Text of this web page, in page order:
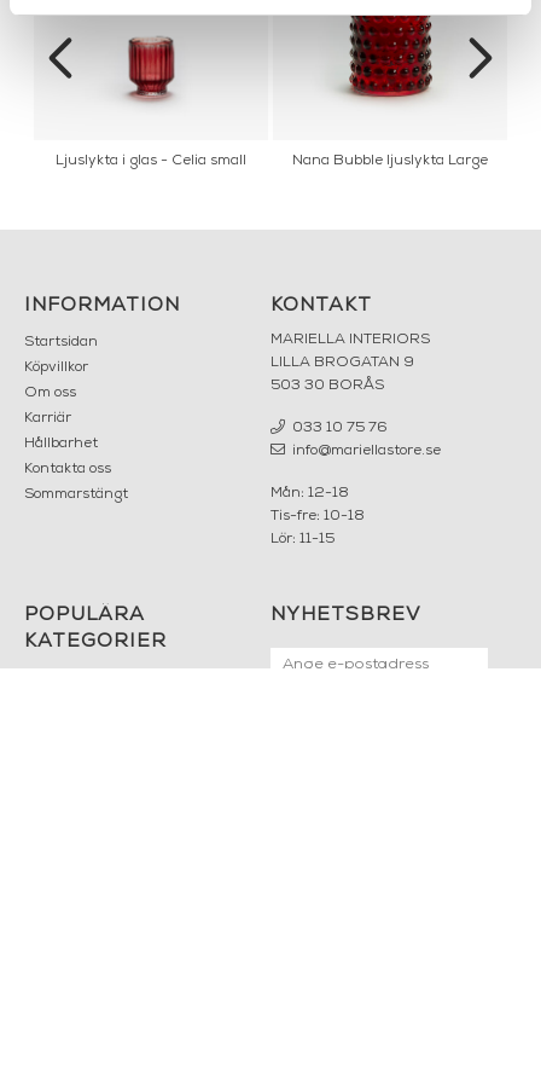
Ljuslykta i glas - Celia small Nana Bubble ljuslykta Large
INFORMATION
Startsidan
Köpvillkor
Om oss
Karriär
Hållbarhet
Kontakta oss
Sommarstängt
KONTAKT
MARIELLA INTERIORS
LILLA BROGATAN 9
503 30 BORÅS
033 10 75 76
info@mariellastore.se
Mån: 12-18
Tis-fre: 10-18
Lör: 11-15
POPULÄRA
KATEGORIER
NYHETSBREV